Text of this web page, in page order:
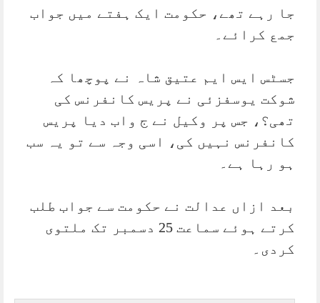
جا رہے تھے، حکومت ایک ہفتے میں جواب
جمع کرائے۔
جسٹس ایس ایم عتیق شاہ نے پوچھا کہ
شوکت یوسفزئی نے پریس کانفرنس کی
تھی؟، جس پر وکیل نے ج واب دیا پریس
کانفرنس نہیں کی، اسی وجہ سے تو یہ سب
ہو رہا ہے۔
بعد ازاں عدالت نے حکومت سے جواب طلب
کرتے ہوئے سماعت 25 دسمبر تک ملتوی
کردی۔